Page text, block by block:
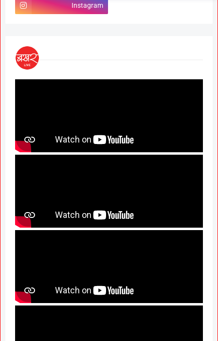
InstagramCertificates Issued in
Marathwada After September 2